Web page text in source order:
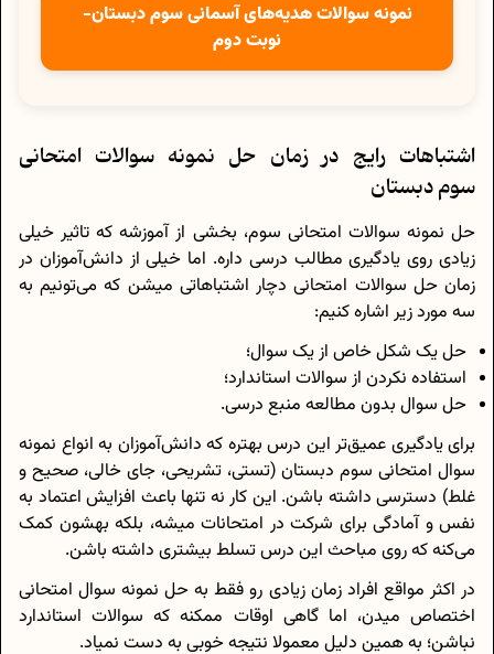
نمونه سوالات هدیه‌های آسمانی سوم دبستان-
نوبت دوم
اشتباهات رایج در زمان حل نمونه سوالات امتحانی
سوم دبستان
حل نمونه سوالات امتحانی سوم، بخشی از آموزشه که تاثیر خیلی
زیادی روی یادگیری مطالب درسی داره. اما خیلی از دانش‌آموزان در
زمان حل سوالات امتحانی دچار اشتباهاتی میشن که می‌تونیم به
سه مورد زیر اشاره کنیم:
حل یک شکل خاص از یک سوال؛
استفاده نکردن از سوالات استاندارد؛
حل سوال بدون مطالعه منبع درسی.
برای یادگیری عمیق‌تر این درس بهتره که دانش‌آموزان به انواع نمونه
سوال امتحانی سوم دبستان (تستی، تشریحی، جای خالی، صحیح و
غلط) دسترسی داشته باشن. این کار نه تنها باعث افزایش اعتماد به
نفس و آمادگی برای شرکت در امتحانات میشه، بلکه بهشون کمک
می‌کنه که روی مباحث این درس تسلط بیشتری داشته باشن.
در اکثر مواقع افراد زمان زیادی رو فقط به حل نمونه سوال امتحانی
اختصاص میدن، اما گاهی اوقات ممکنه که سوالات استاندارد
نباشن؛ به همین دلیل معمولا نتیجه خوبی به دست نمیاد.